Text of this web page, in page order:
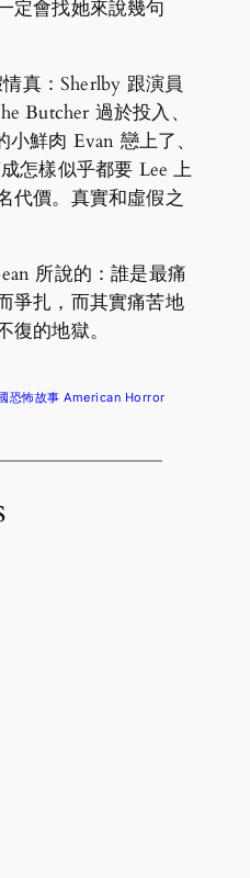
定會找她來說幾句
真：Sherlby 跟演員
Butcher 過於投入、
鮮肉 Evan 戀上了、
怎樣似乎都要 Lee 上
代價。真實和虛假之
所說的：誰是最痛
爭扎，而其實痛苦地
的地獄。
恐怖故事 American Horror